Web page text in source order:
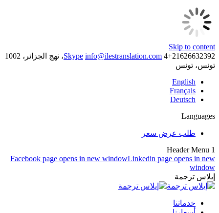
Skip to content
21626632392+
Skype info@ilestranslation.com
4، نهج الجزائر، 1002
تونس، تونس
English
Français
Deutsch
Languages
طلب عرض سعر
Header Menu 1
Facebook page opens in new windowLinkedin page opens in new
window
إيلاس ترجمة
خدماتنا